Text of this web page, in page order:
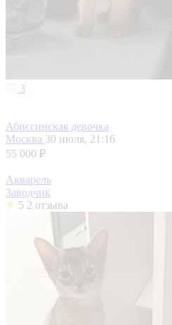
3
Абиссинская девочка
Москва 30 июля, 21:16
55 000 ₽
Акварель
Заводчик
5 2 отзыва